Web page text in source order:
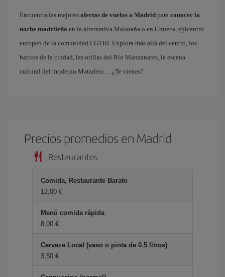
Encuentra las mejores ofertas de vuelos a Madrid para conocer la
noche madrileña en la alternativa Malasaña o en Chueca, epicentro
europeo de la comunidad LGTBI. Explora más allá del centro, los
barrios de la ciudad, las orillas del Río Manzanares, la escena
cultural del moderno Matadero… ¿Te vienes?
Precios promedios en Madrid
Restaurantes
Comida, Restaurante Barato
12,00 €
Menú comida rápida
8,00 €
Cerveza Local (vaso o pinta de 0.5 litros)
3,50 €